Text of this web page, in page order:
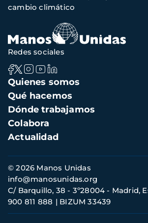
cambio climático
Navegación
principal
Quienes somos
Qué hacemos
Dónde trabajamos
Colabora
Actualidad
Redes sociales
Información
de
contacto
© 2026 Manos Unidas
C/ Barquillo, 38 - 3º28004 - Madrid,
900 811 888
BIZUM 33439
info@manosunidas.org